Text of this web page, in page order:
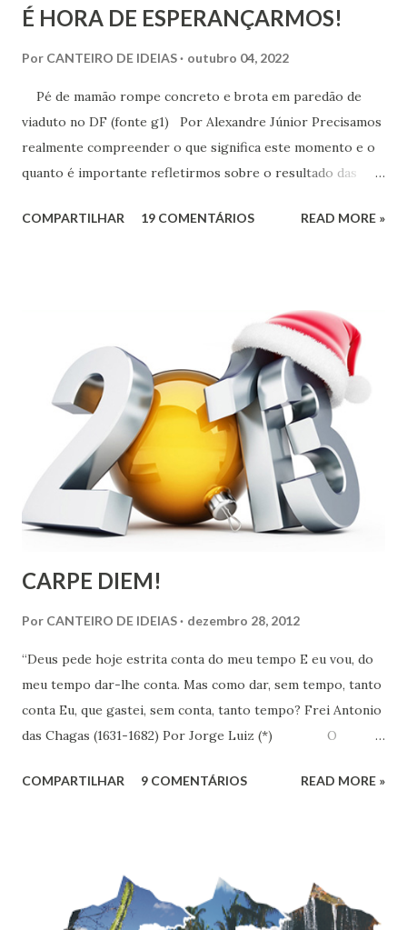
É HORA DE ESPERANÇARMOS!
Por CANTEIRO DE IDEIAS outubro 04, 2022
Pé de mamão rompe concreto e brota em paredão de
viaduto no DF (fonte g1) Por Alexandre Júnior Precisamos
realmente compreender o que significa este momento e o
quanto é importante refletirmos sobre o resultado das
esperançar! A História do Brasil é feita de invasão,
COMPARTILHAR 19 COMENTÁRIOS READ MORE »
CARPE DIEM!
Por CANTEIRO DE IDEIAS dezembro 28, 2012
“Deus pede hoje estrita conta do meu tempo E eu vou, do
meu tempo dar-lhe conta. Mas como dar, sem tempo, tanto
conta Eu, que gastei, sem conta, tanto tempo? Frei Antonio
das Chagas (1631-1682) Por Jorge Luiz (*) O
no dia 18 último, resultado de pesquisa que revela que em
uma felicidade média de 6,8 no Brasil em 2010. O
Nordeste é a região mais feliz do Brasil, com nota média de
COMPARTILHAR 9 COMENTÁRIOS READ MORE »